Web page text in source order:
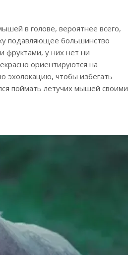
в голове, вероятнее всего,
подавляющее большинство
фруктами, у них нет ни
ориентируются на
эхолокацию, чтобы избегать
поймать летучих мышей своими